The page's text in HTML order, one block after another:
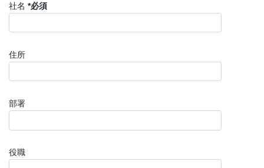
社名 *必須
住所
部署
役職